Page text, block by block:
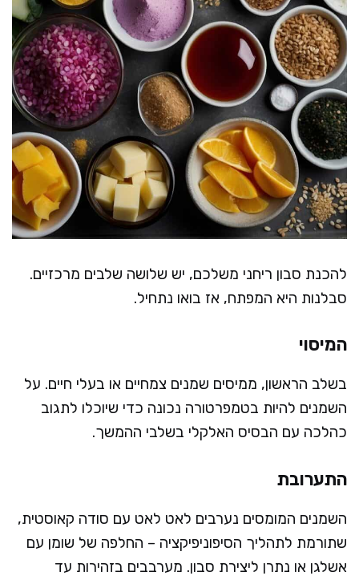
להכנת סבון ריחני משלכם, יש שלושה שלבים מרכזיים.
סבלנות היא המפתח, אז בואו נתחיל.
המיסוי
בשלב הראשון, ממיסים שמנים צמחיים או בעלי חיים. על
השמנים להיות בטמפרטורה נכונה כדי שיוכלו לתגוב
כהלכה עם הבסיס האלקלי בשלבי ההמשך.
התערובת
השמנים המומסים נערבים לאט לאט עם סודה קאוסטית,
שתורמת לתהליך הסיפוניפיקציה – החלפה של שומן עם
אשלגן או נתרן ליצירת סבון. מערבבים בזהירות עד